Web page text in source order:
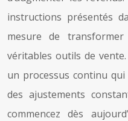
instructions présentés
mesure de
véritables outils de
un processus continu
des ajustements
commencez dès